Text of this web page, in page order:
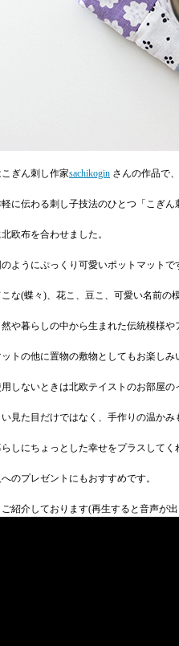
こぎん刺し作家sachikogin さんの作品で
に伝わる刺し子技法のひとつ「こぎん
欧布を合わせました。
ようにぷっくり可愛いポットマットで
な(蝶々)、花こ、豆こ、可愛い名前の模
や暮らしの中から生まれた伝統模様
トの他に置物の敷物としてもお楽しみ
用しないときは北欧テイストのお部屋の
見た目だけではなく、手作りの温かみ
らしにちょっとした幸せをプラスしてく
のプレゼントにもおすすめです。
紹介しております(再生すると音声が